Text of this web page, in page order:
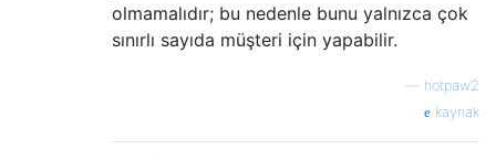
olmamalıdır; bu nedenle bunu yalnızca çok
sınırlı sayıda müşteri için yapabilir.
hotpaw2
kaynak